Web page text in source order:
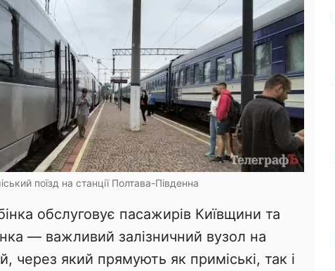
поїзд на станції Полтава-Південна
обслуговує пасажирів Київщини та
— важливий залізничний вузол на
через який прямують як приміські, так і